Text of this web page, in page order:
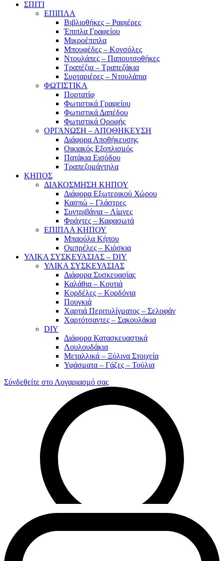
ΣΠΙΤΙ
ΕΠΙΠΛΑ
Βιβλιοθήκες – Ραφιέρες
Έπιπλα Γραφείου
Μικροέπιπλα
Μπουφέδες – Κονσόλες
Ντουλάπες – Παπουτσοθήκες
Τραπέζια – Τραπεζάκια
Συρταριέρες – Ντουλάπια
ΦΩΤΙΣΤΙΚΑ
Πορτατίφ
Φωτιστικά Γραφείου
Φωτιστικά Δαπέδου
Φωτιστικά Οροφής
ΟΡΓΑΝΩΣΗ – ΑΠΟΘΗΚΕΥΣΗ
Διάφορα Αποθήκευσης
Οικιακός Εξοπλισμός
Πατάκια Εισόδου
Τραπεζομάντηλα
ΚΗΠΟΣ
ΔΙΑΚΟΣΜΗΣΗ ΚΗΠΟΥ
Διάφορα Εξωτερικού Χώρου
Κασπώ – Γλάστρες
Συντριβάνια – Λίμνες
Φράχτες – Καφασωτά
ΕΠΙΠΛΑ ΚΗΠΟΥ
Μπαούλα Κήπου
Ομπρέλες – Κιόσκια
ΥΛΙΚΑ ΣΥΣΚΕΥΑΣΙΑΣ – DIY
ΥΛΙΚΑ ΣΥΣΚΕΥΑΣΙΑΣ
Διάφορα Συσκευασίας
Καλάθια – Κουτιά
Κορδέλες – Κορδόνια
Πουγκιά
Χαρτιά Περιτυλίγματος – Σελοφάν
Χαρτότσαντες – Σακουλάκια
DIY
Διάφορα Κατασκευαστικά
Λουλουδάκια
Μεταλλικά – Ξύλινα Στοιχεία
Υφάσματα – Γάζες – Τούλια
Σύνδεθείτε στο Λογαριασμό σας